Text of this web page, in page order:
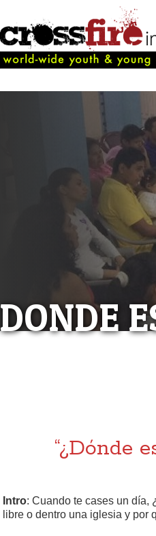
DONDE
“¿Dónde
Intro: Cuando te cases un día,
libre o dentro una iglesia y por